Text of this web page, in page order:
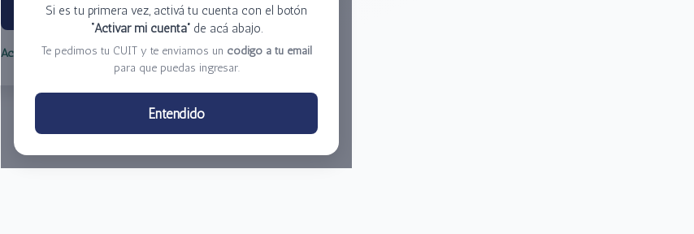
Si es tu primera vez, activá tu cuenta con el botón
“Activar mi cuenta”de acá abajo.
Te pedimos tu CUIT y te enviamos un código a tu email
para que puedas ingresar.
Entendido
Ingresar
Activar mi cuenta Olvidé mi clave
Centro de Distribución El Bacha S.A.